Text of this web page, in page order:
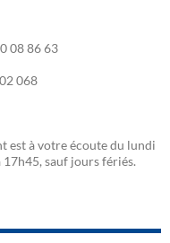
08 86 63
068
est à votre écoute du lundi
sauf jours fériés.